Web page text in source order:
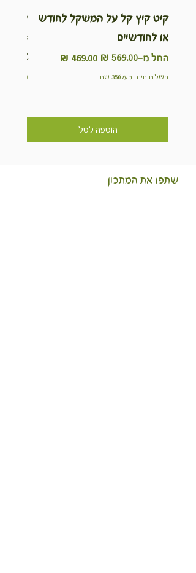
קיט קיץ קל על המשקל לחודש
או לחודשיים
החל מ-
מחיר רגיל
מחיר מבצע
משלוח חינם מעל350 שח
הוספה לסל
ערכת
Kit
מחיר